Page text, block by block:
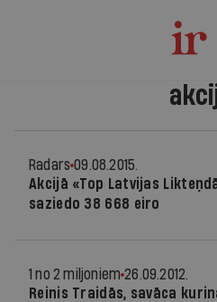
Radars 09.08.2015.
Akcijā «Top Latvijas
saziedo 38 668 eiro
1 no 2 miljoniem 26.09.2012.
Reinis Traidās, savāca